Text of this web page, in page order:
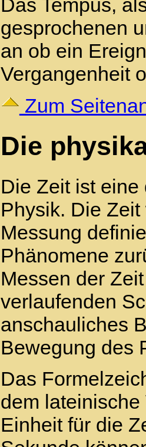
gesprochenen
an ob ein
Vergangenheit
Zum
Die
Die Zeit ist
Physik. Die
Messung
Phänomene
Messen der
verlaufenden
anschauliches
Bewegung des
Das
dem lateinische
Einheit für die